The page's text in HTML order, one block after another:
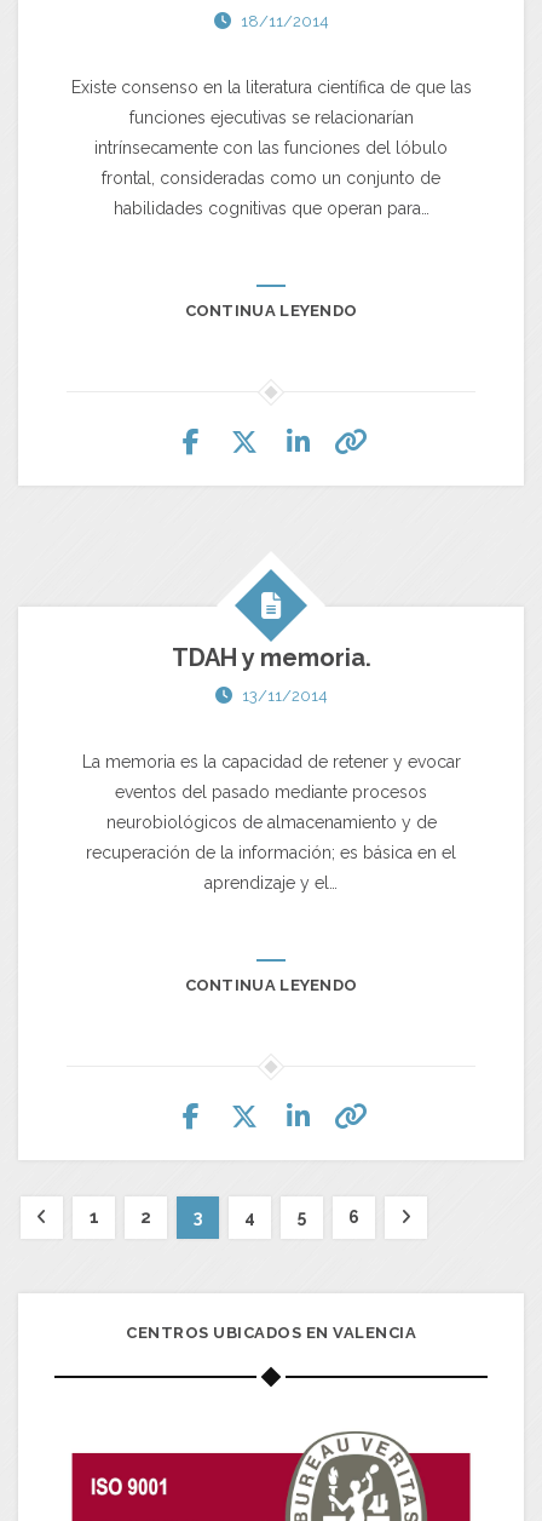
18/11/2014
Existe consenso en la literatura científica de que las
funciones ejecutivas se relacionarían
intrínsecamente con las funciones del lóbulo
frontal, consideradas como un conjunto de
habilidades cognitivas que operan para…
CONTINUA LEYENDO
TDAH y memoria.
13/11/2014
La memoria es la capacidad de retener y evocar
eventos del pasado mediante procesos
neurobiológicos de almacenamiento y de
recuperación de la información; es básica en el
aprendizaje y el…
CONTINUA LEYENDO
1 2 3 4 5 6
CENTROS UBICADOS EN VALENCIA